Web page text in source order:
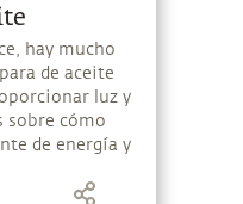
hay mucho
de aceite
luz y
sobre cómo
de energía y